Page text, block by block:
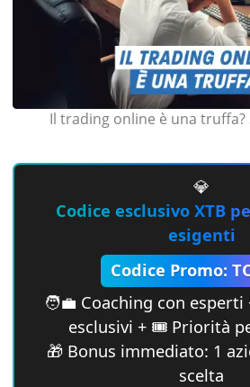
Il trading online è una truffa?
💎
Codice esclusivo XTB
esigenti
Codice Promo:
🧑‍💼 Coaching con
esclusivi + 🎟 Priorità
🎁 Bonus immediato: 1
scelta